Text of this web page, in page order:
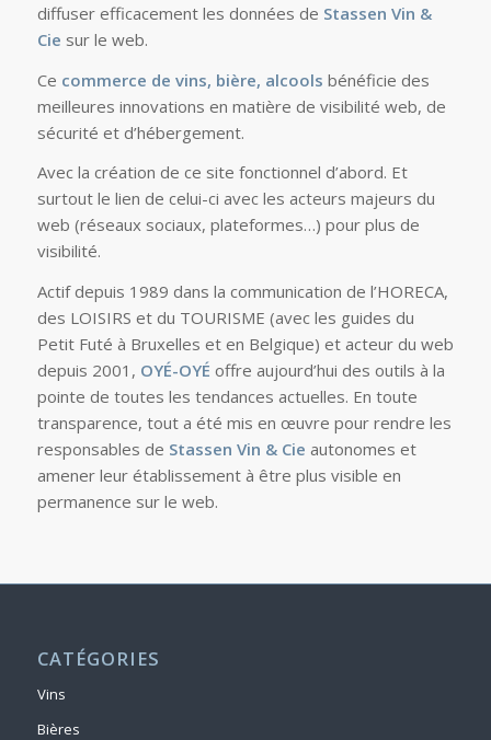
diffuser efficacement les données de Stassen Vin &
Cie sur le web.
Ce commerce de vins, bière, alcools bénéficie des
meilleures innovations en matière de visibilité web, de
sécurité et d’hébergement.
Avec la création de ce site fonctionnel d’abord. Et
surtout le lien de celui-ci avec les acteurs majeurs du
web (réseaux sociaux, plateformes…) pour plus de
visibilité.
Actif depuis 1989 dans la communication de l’HORECA,
des LOISIRS et du TOURISME (avec les guides du
Petit Futé à Bruxelles et en Belgique) et acteur du web
depuis 2001, OYÉ-OYÉ offre aujourd’hui des outils à la
pointe de toutes les tendances actuelles. En toute
transparence, tout a été mis en œuvre pour rendre les
responsables de Stassen Vin & Cie autonomes et
amener leur établissement à être plus visible en
permanence sur le web.
CATÉGORIES
Vins
Bières